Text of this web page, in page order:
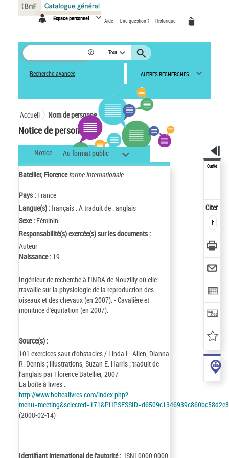
Espace personnel Aide Une question ? Historique
Tout
Recherche avancée AUTRES RECHERCHES
Accueil Nom de personne
Notice de personne
Notice Au format public
Batellier, Florenceforme internationale
Pays : France
Langue(s) :français . A traduit de : anglais
Sexe : Féminin
Responsabilité(s) exercée(s) sur les documents :
Auteur
Naissance : 19..
Ingénieur de recherche à l'INRA de Nouzilly où elle
travaille sur la physiologie de la reproduction des
oiseaux et des chevaux (en 2007). - Cavalière et
monitrice d'équitation (en 2007).
Source(s) :
101 exercices saut d'obstacles / Linda L. Allen, Dianna
R. Dennis ; illustrations, Suzan E. Harris ; traduit de
l'anglais par Florence Batellier, 2007
La boîte à livres :
http://www.boitealivres.com/index.php?
(2008-02-14)
Identifiant international de l'autorité : ISNI 0000 0000
Outils
Citer
Panneau de gestion des cookies